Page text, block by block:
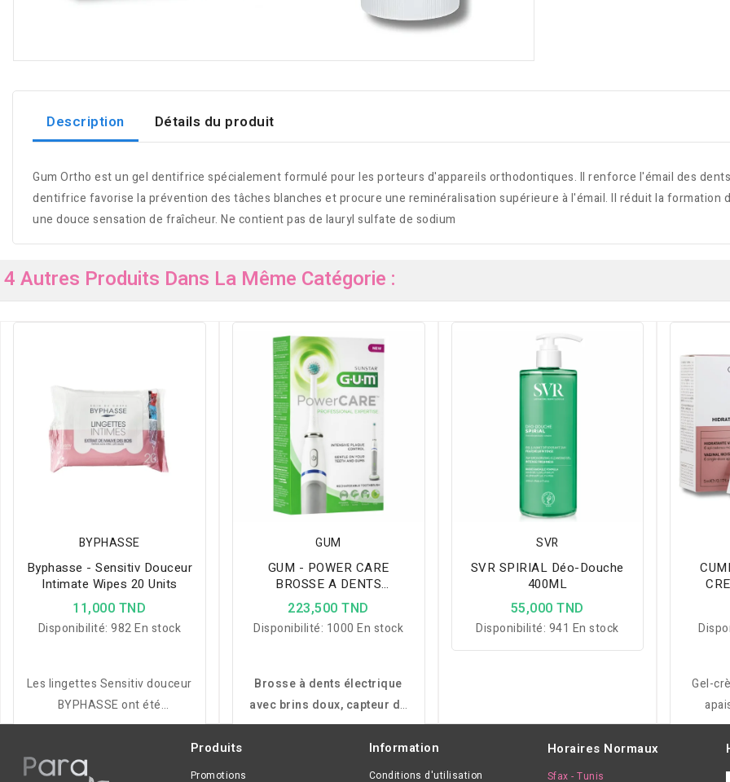
Description Détails du produit
Gum Ortho est un gel dentifrice spécialement formulé pour les porteurs d'appareils orthodontiques. Il renforce l'émail des
dentifrice favorise la prévention des tâches blanches et procure une reminéralisation supérieure à l'émail. Il réduit la formation
une douce sensation de fraîcheur. Ne contient pas de lauryl sulfate de sodium
4 Autres Produits Dans La Même Catégorie :
BYPHASSE
Byphasse - Sensitiv Douceur
Intimate Wipes 20 Units
11,000 TND
Disponibilité:982 En stock
Les lingettes Sensitiv douceur
BYPHASSE ont été
spécialement conçues pour la
toilette intime quotidienne des
GUM
GUM - POWER CARE
BROSSE A DENTS
ELECTRIQUE
223,500 TND
Disponibilité: 1000 En stock
Brosse à dents électrique
avec brins doux, capteur de
pression et modes de
brossage adaptés pour un
nettoyage précis et
SVR
SVR SPIRIAL Déo-Douche
400ML
55,000 TND
Disponibilité: 941 En stock
Gel-
Produits
Promotions
Information
Conditions d'utilisation
Horaires Normaux
Sfax - Tunis